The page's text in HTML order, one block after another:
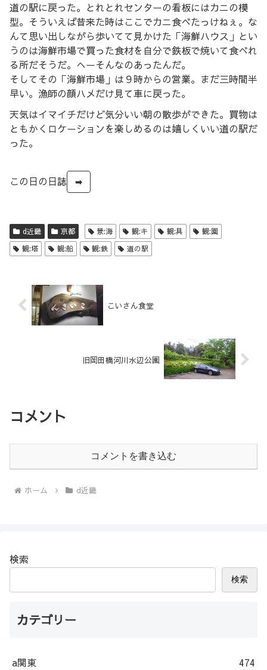
道の駅に戻った。とれとれセンターの看板にはカニの模
型。そういえば昔来た時はここでカニ食べたっけねぇ。な
んて思い出しながら歩いてて見かけた「海鮮ハウス」とい
うのは海鮮市場で買った食材を自分で鉄板で焼いて食べれ
る所だそうだ。へーそんなのあったんだ。
そしてその「海鮮市場」は９時からの営業。まだ三時間半
早い。漁師の顔ハメだけ見て車に戻った。
天気はイマイチだけど気分いい朝の散歩ができた。買物は
ともかくロケーションを楽しめるのは嬉しくいい道の駅だ
った。
この日の日誌 ➡
d近畿 京都 景:海 観:キ 観:具
観:園
観:塔
観:船 観:鉄 道の駅
こいさん食堂
旧岡田橋河川水辺公園
コメント
コメントを書き込む
ホーム d近畿
検索
検索
カテゴリー
a関東 474